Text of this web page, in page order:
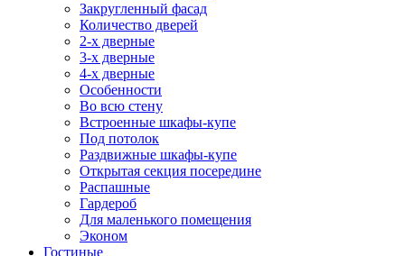
Закругленный фасад
Количество дверей
2-х дверные
3-х дверные
4-х дверные
Особенности
Во всю стену
Встроенные шкафы-купе
Под потолок
Раздвижные шкафы-купе
Открытая секция посередине
Распашные
Гардероб
Для маленького помещения
Эконом
Гостиные